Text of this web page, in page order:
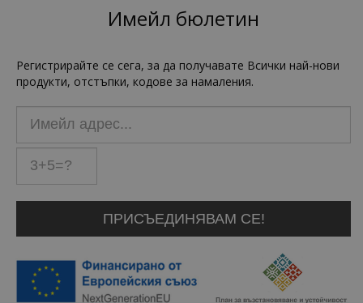
Имейл бюлетин
Регистрирайте се сега, за да получавате Всички най-нови
продукти, отстъпки, кодове за намаления.